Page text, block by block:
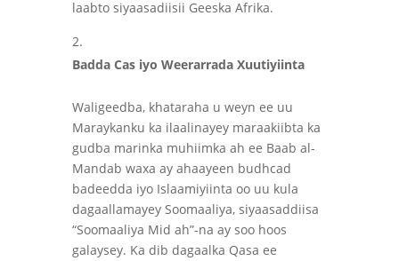
laabto siyaasadiisii Geeska Afrika.
Badda Cas iyo Weerarrada Xuutiyiinta
Waligeedba, khataraha u weyn ee uu
Maraykanku ka ilaalinayey maraakiibta ka
gudba marinka muhiimka ah ee Baab al-
Mandab waxa ay ahaayeen budhcad
badeedda iyo Islaamiyiinta oo uu kula
dagaallamayey Soomaaliya, siyaasaddiisa
“Soomaaliya Mid ah”-na ay soo hoos
galaysey. Ka dib dagaalka Qasa ee